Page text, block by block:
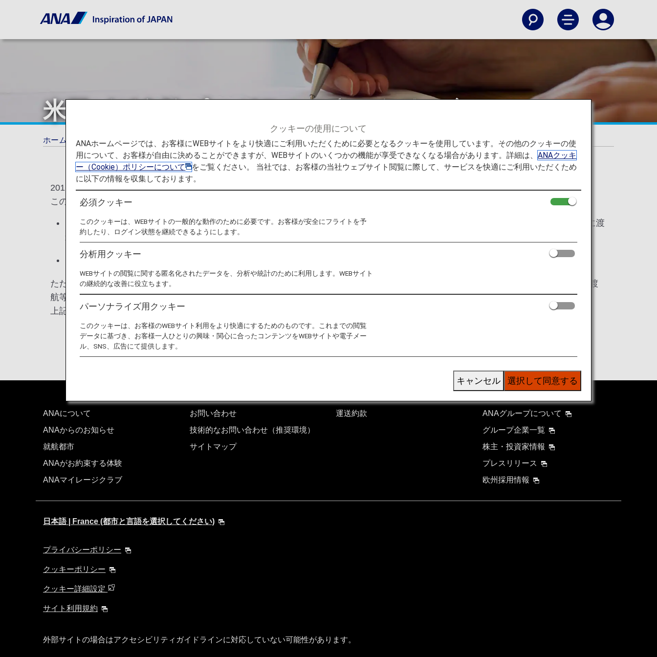
米国ビザ免除プログラムの利用条件の変更について
ホーム ご旅行の準備 各国の特別なお知らせ 米国ビザ免除プログラムの利用条件の変更について
2016年1月21日、米国は「ビザ免除プログラムの改定およびテロリスト渡航防止法」の施行を開始しました。
この法により、以下に該当する渡航者はビザ免除プログラムを利用できず、非移民ビザを取得する必要がございます。
ビザ免除プログラム参加国の国籍で、2011年3月1日以降にイラン、イラク、スーダン、シリア、リビア、ソマリア、またはイエメンに渡
航または滞在したことがある
ビザ免除プログラム参加国の国籍と、イラン、イラク、スーダンまたはシリアのいずれかの国籍を有する二重国籍者
ただし、国際・地域・政府機関の代表公務、人道支援を行うNGO、ジャーナリストの報道渡航、合法的な商用目的によるイラン・イラク渡
航等、個々の審査により免除される場合もございます。
上記条件に該当される渡航者は最寄の米国大使館・領事館にご相談ください。
ANAについて
ANAからのお知らせ
就航都市
ANAがお約束する体験
ANAマイレージクラブ
お問い合わせ
技術的なお問い合わせ（推奨環境）
サイトマップ
運送約款
ANAグループについて
グループ企業一覧
株主・投資家情報
プレスリリース
欧州採用情報
日本語 | France (都市と言語を選択してください)
プライバシーポリシー
クッキーポリシー
クッキー詳細設定
サイト利用規約
外部サイトの場合はアクセシビリティガイドラインに対応していない可能性があります。
クッキーの使用について
ANAホームページでは、お客様にWEBサイトをより快適にご利用いただくために必要となるクッキーを使用しています。その他のクッキーの使
用について、お客様が自由に決めることができますが、WEBサイトのいくつかの機能が享受できなくなる場合があります。詳細は、ANAクッキ
ー（Cookie）ポリシーについて
をご覧ください。 当社では、お客様の当社ウェブサイト閲覧に際して、サービスを快適にご利用いただくため
に以下の情報を収集しております。
必須クッキー
このクッキーは、WEBサイトの一般的な動作のために必要です。お客様が安全にフライトを予
約したり、ログイン状態を継続できるようにします。
分析用クッキー
WEBサイトの閲覧に関する匿名化されたデータを、分析や統計のために利用します。WEBサイト
の継続的な改善に役立ちます。
パーソナライズ用クッキー
このクッキーは、お客様のWEBサイト利用をより快適にするためのものです。これまでの閲覧
データに基づき、お客様一人ひとりの興味・関心に合ったコンテンツをWEBサイトや電子メー
ル、SNS、広告にて提供します。
選択して同意する
キャンセル